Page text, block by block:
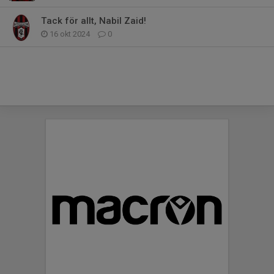
Tack för allt, Nabil Zaid!
16 okt 2024 0